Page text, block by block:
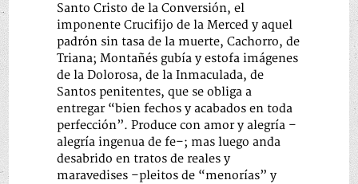
Santo Cristo de la Conversión, el
imponente Crucifijo de la Merced y aquel
padrón sin tasa de la muerte, Cachorro, de
Triana; Montañés gubía y estofa imágenes
de la Dolorosa, de la Inmaculada, de
Santos penitentes, que se obliga a
entregar “bien fechos y acabados en toda
perfección”. Produce con amor y alegría –
alegría ingenua de fe–; mas luego anda
desabrido en tratos de reales y
maravedises –pleitos de “menorías” y